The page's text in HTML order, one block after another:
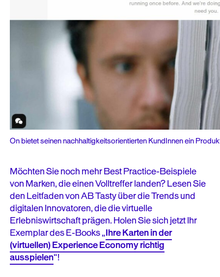
On bietet seinen nachhaltigkeitsorientierten KundInnen ein
Möchten Sie noch mehr Best Practice-Beispiele
von Marken, die einen Volltreffer landen? Lesen Sie
den Leitfaden von AB Tasty über die Trends und
digitalen Innovatoren, die die virtuelle
Erlebniswirtschaft prägen. Holen Sie sich jetzt Ihr
Exemplar des E-Books „Ihre Karten in der
(virtuellen) Experience Economy richtig
ausspielen“!